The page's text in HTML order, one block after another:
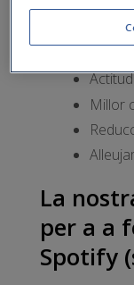
Més
Millor
La
per a a
Spotify